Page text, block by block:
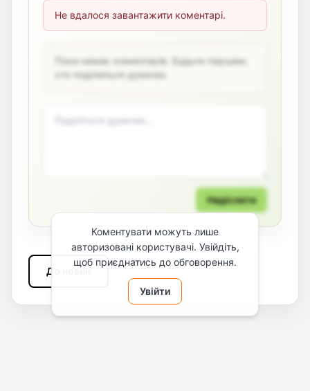
Не вдалося завантажити коментарі.
Поки немає коментарів. Будьте першим,
хто поділиться думкою.
Надіслати
Коментувати можуть лише
авторизовані користувачі. Увійдіть,
щоб приєднатись до обговорення.
Увійти
До новин